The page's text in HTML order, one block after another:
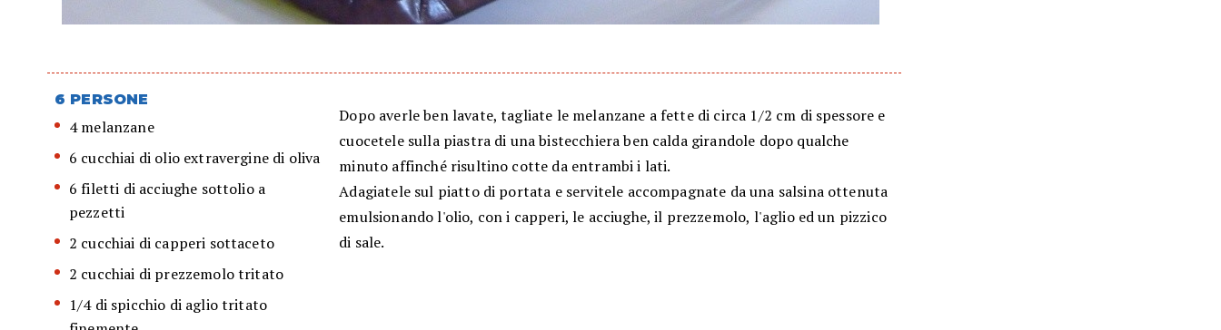
6 PERSONE
4 melanzane
6 cucchiai di olio extravergine di oliva
6 filetti di acciughe sottolio a
pezzetti
2 cucchiai di capperi sottaceto
2 cucchiai di prezzemolo tritato
1/4 di spicchio di aglio tritato
Dopo averle ben lavate, tagliate le melanzane a fette di circa 1/2 cm di spessore e
cuocetele sulla piastra di una bistecchiera ben calda girandole dopo qualche
minuto affinché risultino cotte da entrambi i lati.
Adagiatele sul piatto di portata e servitele accompagnate da una salsina ottenuta
emulsionando l'olio, con i capperi, le acciughe, il prezzemolo, l'aglio ed un pizzico
di sale.